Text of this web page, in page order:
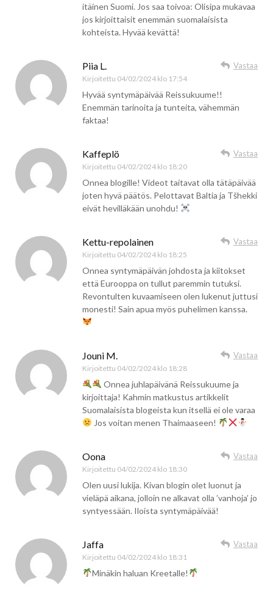
itäinen Suomi. Jos saa toivoa: Olisipa mukavaa
jos kirjoittaisit enemmän suomalaisista
kohteista. Hyvää kevättä!
Piia L.
Kirjoitettu 04/02/2024 klo 17:54
Vastaa
Hyvää syntymäpäivää Reissukuume!!
Enemmän tarinoita ja tunteita, vähemmän
faktaa!
Kaffeplö
Kirjoitettu 04/02/2024 klo 18:20
Vastaa
Onnea blogille! Videot taitavat olla tätäpäivää
joten hyvä päätös. Pelottavat Baltia ja Tšhekki
eivät hevilläkään unohdu!
Kettu-repolainen
Kirjoitettu 04/02/2024 klo 18:25
Vastaa
Onnea syntymäpäivän johdosta ja kiitokset
että Eurooppa on tullut paremmin tutuksi.
Revontulten kuvaamiseen olen lukenut juttusi
monesti! Sain apua myös puhelimen kanssa.
Jouni M.
Kirjoitettu 04/02/2024 klo 18:28
Vastaa
Onnea juhlapäivänä Reissukuume ja
kirjoittaja! Kahmin matkustus artikkelit
Suomalaisista blogeista kun itsellä ei ole varaa
Jos voitan menen Thaimaaseen!
Oona
Kirjoitettu 04/02/2024 klo 18:30
Vastaa
Olen uusi lukija. Kivan blogin olet luonut ja
vieläpä aikana, jolloin ne alkavat olla ’vanhoja’ jo
syntyessään. Iloista syntymäpäivää!
Jaffa
Kirjoitettu 04/02/2024 klo 18:31
Vastaa
Minäkin haluan Kreetalle!